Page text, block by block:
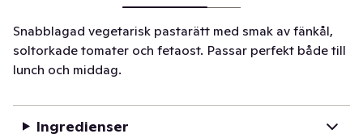
Snabblagad vegetarisk pastarätt med smak av fänkål,
soltorkade tomater och fetaost. Passar perfekt både till
lunch och middag.
Ingredienser